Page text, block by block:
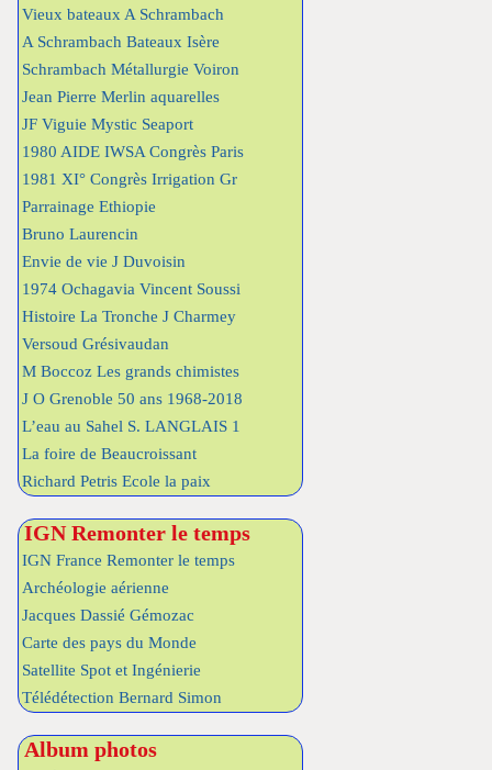
Vieux bateaux A Schrambach
A Schrambach Bateaux Isère
Schrambach Métallurgie Voiron
Jean Pierre Merlin aquarelles
JF Viguie Mystic Seaport
1980 AIDE IWSA Congrès Paris
1981 XI° Congrès Irrigation Gr
Parrainage Ethiopie
Bruno Laurencin
Envie de vie J Duvoisin
1974 Ochagavia Vincent Soussi
Histoire La Tronche J Charmey
Versoud Grésivaudan
M Boccoz Les grands chimistes
J O Grenoble 50 ans 1968-2018
L’eau au Sahel S. LANGLAIS 1
La foire de Beaucroissant
Richard Petris Ecole la paix
IGN Remonter le temps
IGN France Remonter le temps
Archéologie aérienne
Jacques Dassié Gémozac
Carte des pays du Monde
Satellite Spot et Ingénierie
Télédétection Bernard Simon
Album photos